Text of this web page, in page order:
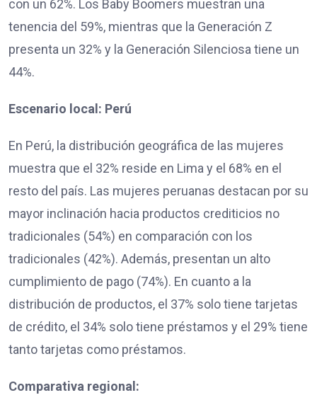
con un 62%. Los Baby Boomers muestran una
tenencia del 59%, mientras que la Generación Z
presenta un 32% y la Generación Silenciosa tiene un
44%.
Escenario local: Perú
En Perú, la distribución geográfica de las mujeres
muestra que el 32% reside en Lima y el 68% en el
resto del país. Las mujeres peruanas destacan por su
mayor inclinación hacia productos crediticios no
tradicionales (54%) en comparación con los
tradicionales (42%). Además, presentan un alto
cumplimiento de pago (74%). En cuanto a la
distribución de productos, el 37% solo tiene tarjetas
de crédito, el 34% solo tiene préstamos y el 29% tiene
tanto tarjetas como préstamos.
Comparativa regional: